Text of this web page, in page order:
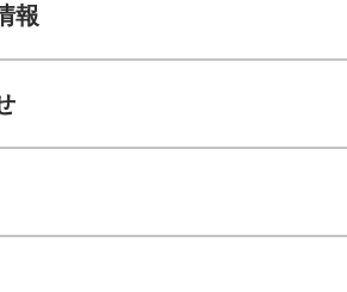
報